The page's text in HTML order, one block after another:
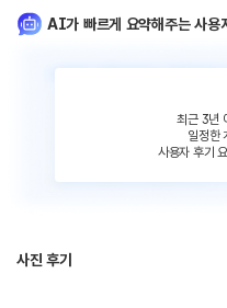
AI가 빠르게 요약해주는 사용
최근 3년
일정한
사용자 후기
사진 후기